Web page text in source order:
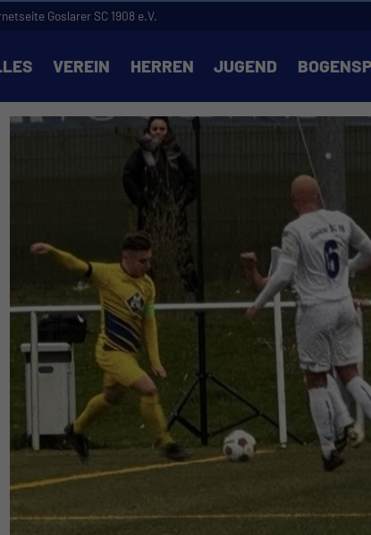
Goslarer SC 1908 e.V.
VEREIN HERREN JUGEND